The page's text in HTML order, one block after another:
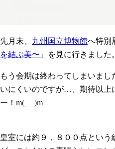
先月末、 九州国立博物館へ特別
を結ぶ美〜 』を見に行きました。
もう会期は終わってしまいま
いにくいのですが…、期待以上
ー！m(_ _)m
皇室には約９，８００点とい